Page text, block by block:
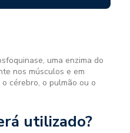
uma enzima do
nos músculos e em
cérebro, o pulmão ou o
utilizado?